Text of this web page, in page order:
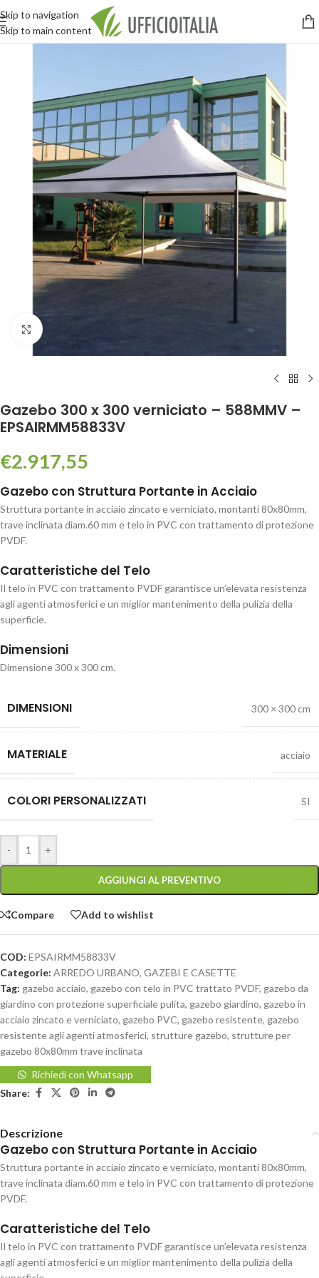
Skip to navigation
Skip to main content
Click to enlarge
Gazebo 300 x 300 verniciato – 588MMV –
EPSAIRMM58833V
€2.917,55
Gazebo con Struttura Portante in Acciaio
Struttura portante in acciaio zincato e verniciato, montanti 80x80mm,
trave inclinata diam.60 mm e telo in PVC con trattamento di protezione
PVDF.
Caratteristiche del Telo
Il telo in PVC con trattamento PVDF garantisce un’elevata resistenza
agli agenti atmosferici e un miglior mantenimento della pulizia della
superficie.
Dimensioni
Dimensione 300 x 300 cm.
DIMENSIONI 300 × 300 cm
MATERIALE acciaio
COLORI PERSONALIZZATI SI
- +
AGGIUNGI AL PREVENTIVO
Compare Add to wishlist
COD: EPSAIRMM58833V
Categorie: ARREDO URBANO, GAZEBI E CASETTE
Tag: gazebo acciaio, gazebo con telo in PVC trattato PVDF, gazebo da
giardino con protezione superficiale pulita, gazebo giardino, gazebo in
acciaio zincato e verniciato, gazebo PVC, gazebo resistente, gazebo
resistente agli agenti atmosferici, strutture gazebo, strutture per
gazebo 80x80mm trave inclinata
Richiedi con Whatsapp
Share:
Descrizione
Gazebo con Struttura Portante in Acciaio
Struttura portante in acciaio zincato e verniciato, montanti 80x80mm,
trave inclinata diam.60 mm e telo in PVC con trattamento di protezione
PVDF.
Caratteristiche del Telo
Il telo in PVC con trattamento PVDF garantisce un’elevata resistenza
agli agenti atmosferici e un miglior mantenimento della pulizia della